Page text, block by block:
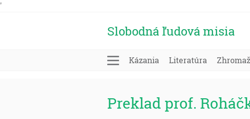
'
Slobodná ľudová misia
Kázania Literatúra
Preklad prof.